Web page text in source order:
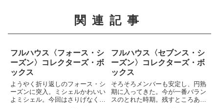
関連記事
フルハウス〈フォース・シ
ーズン〉コレクターズ・ボ
ックス
ようやく折り返しのフォース・シ
ーズンに突入。ミシェルかわいい
よミシェル。今回はさりげなくデ
フルハウス〈セブンス・シ
ーズン〉コレクターズ・ボ
ックス
そろそろメンバーも安定し、円熟
期に入ってきた。今が一番バラン
スのとれた時期。残すところあと